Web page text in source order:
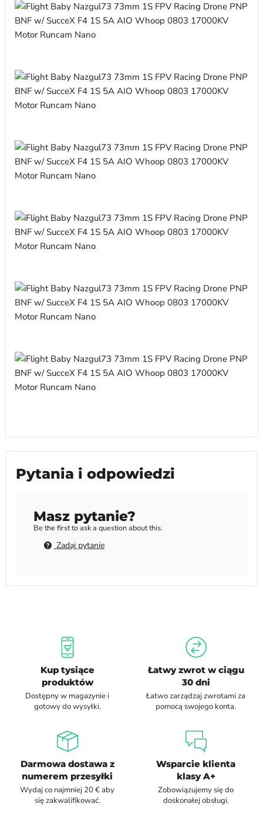
Pytania i odpowiedzi
Masz pytanie?
Be the first to ask a question about this.
Zadaj pytanie
Kup tysiące
produktów
Dostępny w magazynie i
gotowy do wysyłki.
Łatwy zwrot w ciągu
30 dni
Łatwo zarządzaj zwrotami za
pomocą swojego konta.
Darmowa dostawa z
numerem przesyłki
Wydaj co najmniej 20 € aby
się zakwalifikować.
Wsparcie klienta
klasy A+
Zobowiązujemy się do
doskonałej obsługi.